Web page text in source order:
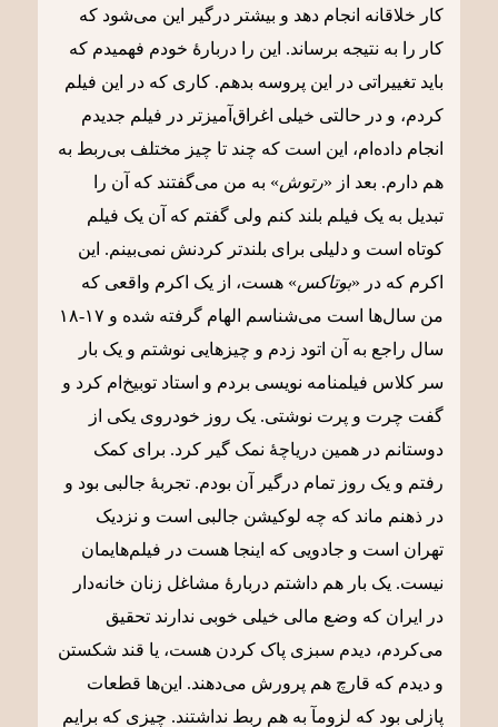
کار خلاقانه انجام دهد و بیشتر درگیر این می‌شود که
کار را به نتیجه برساند. این را دربارۀ خودم فهمیدم که
باید تغییراتی در این پروسه بدهم. کاری که در این فیلم
کردم، و در حالتی خیلی اغراق‌آمیزتر در فیلم جدیدم
انجام داده‌ام، این است که چند تا چیز مختلف بی‌ربط به
هم دارم. بعد از «رتوش» به من می‌گفتند که آن را
تبدیل به یک فیلم بلند کنم ولی گفتم که آن یک فیلم
کوتاه است و دلیلی برای بلندتر کردنش نمی‌بینم. این
اکرم که در «بوتاکس» هست، از یک اکرم واقعی که
من سال‌ها است می‌شناسم الهام گرفته شده و ١٧-١٨
سال راجع به آن اتود زدم و چیزهایی نوشتم و یک بار
سر کلاس فیلمنامه نویسی بردم و استاد توبیخ‌ام کرد و
گفت چرت و پرت نوشتی. یک روز خودروی یکی از
دوستانم در همین دریاچۀ نمک گیر کرد. برای کمک
رفتم و یک روز تمام درگیر آن بودم. تجربۀ جالبی بود و
در ذهنم ماند که چه لوکیشن جالبی است و نزدیک
تهران است و جادویی که اینجا هست در فیلم‌هایمان
نیست. یک بار هم داشتم دربارۀ مشاغل زنان خانه‌دار
در ایران که وضع مالی خیلی خوبی ندارند تحقیق
می‌کردم، دیدم سبزی پاک کردن هست، یا قند شکستن
و دیدم که قارچ هم پرورش می‌دهند. این‌ها قطعات
پازلی بود که لزومآ به هم ربط نداشتند. چیزی که برایم